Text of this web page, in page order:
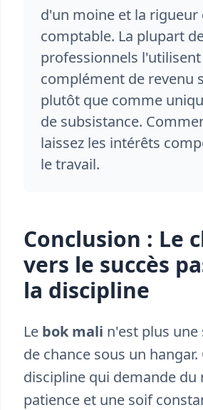
d'un moine et la rigueur
comptable. La plupart
professionnels
complément de revenu
plutôt que comme
de subsistance.
laissez les intérêts
le travail.
Conclusion : Le
vers le succès
la discipline
Le bok mali n'est plus
de chance sous un hangar.
discipline qui demande du
patience et une soif